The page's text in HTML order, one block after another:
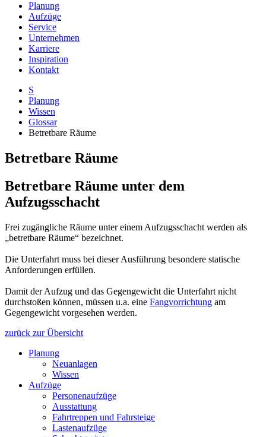
Planung
Aufzüge
Service
Unternehmen
Karriere
Inspiration
Kontakt
S
Planung
Wissen
Glossar
Betretbare Räume
Betretbare Räume
Betretbare Räume unter dem
Aufzugsschacht
Frei zugängliche Räume unter einem Aufzugsschacht werden als
„betretbare Räume“ bezeichnet.
Die Unterfahrt muss bei dieser Ausführung besondere statische
Anforderungen erfüllen.
Damit der Aufzug und das Gegengewicht die Unterfahrt nicht
durchstoßen können, müssen u.a. eine Fangvorrichtung am
Gegengewicht vorgesehen werden.
zurück zur Übersicht
Planung
Neuanlagen
Wissen
Aufzüge
Personenaufzüge
Ausstattung
Fahrtreppen und Fahrsteige
Lastenaufzüge